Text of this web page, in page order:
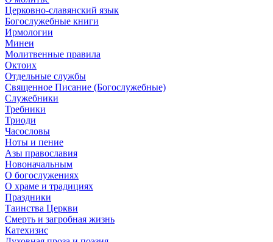
Церковно-славянский язык
Богослужебные книги
Ирмологии
Минеи
Молитвенные правила
Октоих
Отдельные службы
Священное Писание (Богослужебные)
Служебники
Требники
Триоди
Часословы
Ноты и пение
Азы православия
Новоначальным
О богослужениях
О храме и традициях
Праздники
Таинства Церкви
Смерть и загробная жизнь
Катехизис